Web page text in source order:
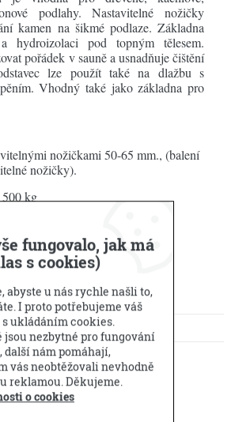
podlahy. Nastavitelné nožičky
kamen na šikmé podlaze. Základna
hydroizolaci pod topným tělesem.
pořádek v sauně a usnadňuje čištění
lze použít také na dlažbu s
Vhodný také jako základna pro
nožičkami 50-65 mm., (balení
nožičky).
kg
mm
kg
KE STAŽENÍ
DOTAZ PRODEJCI
produkty
fungovalo, jak má
s cookies)
abyste u nás rychle našli to,
I proto potřebujeme váš
s ukládáním cookies.
jsou nezbytné pro fungování
další nám pomáhají,
vás neobtěžovali nevhodně
reklamou. Děkujeme.
o cookies